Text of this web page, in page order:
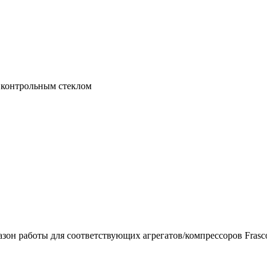
стеклом
работы для соответствующих агрегатов/компрессоров